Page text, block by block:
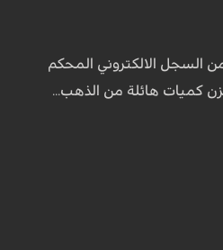
السجل الالكتروني المحكم
كميات هائلة من الذهب...